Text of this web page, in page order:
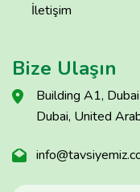
İletişim
Bize Ulaşın
Building A1,
Dubai, United